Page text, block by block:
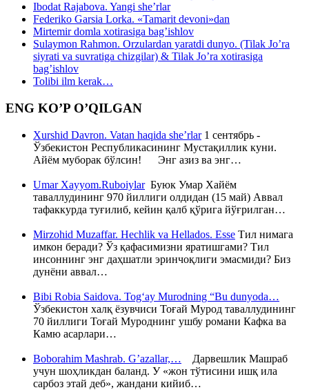
Ibodat Rajabova. Yangi she’rlar
Federiko Garsia Lorka. «Tamarit devoni»dan
Mirtemir domla xotirasiga bag’ishlov
Sulaymon Rahmon. Orzulardan yaratdi dunyo. (Tilak Jo’ra
siyrati va suvratiga chizgilar) & Tilak Jo’ra xotirasiga
bag’ishlov
Tolibi ilm kerak…
ENG KO’P O’QILGAN
Xurshid Davron. Vatan haqida she’rlar1 сентябрь -
Ўзбекистон Республикасининг Мустақиллик куни.
Айём муборак бўлсин! Энг азиз ва энг…
Umar Xayyom.RuboiylarБуюк Умар Хайём
таваллудининг 970 йиллиги олдидан (15 май) Аввал
тафаккурда туғилиб, кейин қалб қўрига йўғрилган…
Mirzohid Muzaffar. Hechlik va Hellados. Esse Тил нимага
имкон беради? Ўз қафасимизни яратишгами? Тил
инсоннинг энг даҳшатли эринчоқлиги эмасмиди? Биз
дунёни аввал…
Bibi Robia Saidova. Tog‘ay Murodning “Bu dunyoda…
Ўзбекистон халқ ёзувчиси Тоғай Мурод таваллудининг
70 йиллиги Тоғай Муроднинг ушбу романи Кафка ва
Камю асарлари…
Boborahim Mashrab. G’azallar,… Дарвешлик Машраб
учун шоҳликдан баланд. У «жон тўтисини ишқ ила
сарбоз этай деб», жандани кийиб…